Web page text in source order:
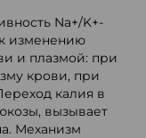
Na+/K+-
изменению
и плазмой: при
крови, при
калия в
вызывает
Механизм